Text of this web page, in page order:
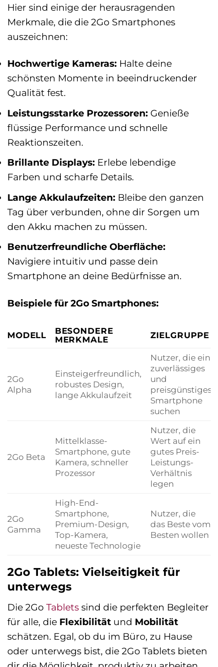
Hier sind einige der herausragenden
Merkmale, die die 2Go Smartphones
auszeichnen:
Hochwertige Kameras: Halte deine
schönsten Momente in beeindruckender
Qualität fest.
Leistungsstarke Prozessoren: Genieße
flüssige Performance und schnelle
Reaktionszeiten.
Brillante Displays: Erlebe lebendige
Farben und scharfe Details.
Lange Akkulaufzeiten: Bleibe den ganzen
Tag über verbunden, ohne dir Sorgen um
den Akku machen zu müssen.
Benutzerfreundliche Oberfläche:
Navigiere intuitiv und passe dein
Smartphone an deine Bedürfnisse an.
Beispiele für 2Go Smartphones:
MODELL
BESONDERE
MERKMALE
ZIELGRUPPE
2Go
Alpha
Einsteigerfreundlich,
robustes Design,
lange Akkulaufzeit
Nutzer, die ein
zuverlässiges
und
preisgünstiges
Smartphone
suchen
2Go Beta
Mittelklasse-
Smartphone, gute
Kamera, schneller
Prozessor
Nutzer, die
Wert auf ein
gutes Preis-
Leistungs-
Verhältnis
legen
2Go
Gamma
High-End-
Smartphone,
Premium-Design,
Top-Kamera,
neueste Technologie
Nutzer, die
das Beste vom
Besten wollen
2Go Tablets: Vielseitigkeit für
unterwegs
Die 2Go Tablets sind die perfekten Begleiter
für alle, die Flexibilität und Mobilität
schätzen. Egal, ob du im Büro, zu Hause
oder unterwegs bist, die 2Go Tablets bieten